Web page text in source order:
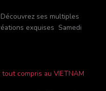
ses multiples
exquises Samedi
compris au VIETNAM